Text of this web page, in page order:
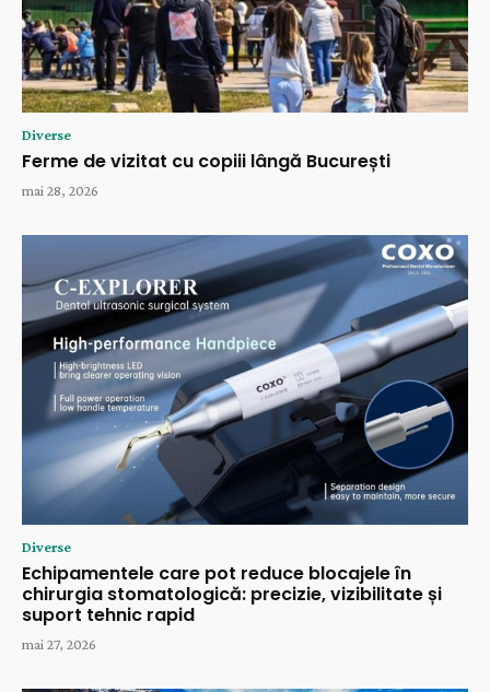
Diverse
Ferme de vizitat cu copiii lângă București
mai 28, 2026
Diverse
Echipamentele care pot reduce blocajele în
chirurgia stomatologică: precizie, vizibilitate și
suport tehnic rapid
mai 27, 2026